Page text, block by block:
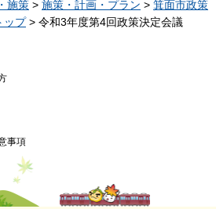
施策 > 施策・計画・プラン > 箕面市政策
ップ> 令和3年度第4回政策決定会議
事項